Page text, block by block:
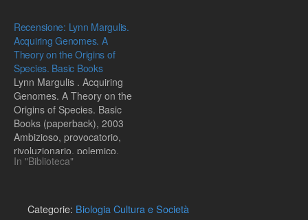
Recensione: Lynn Margulis.
Acquiring Genomes. A
Theory on the Origins of
Species. Basic Books
Lynn Margulis . Acquiring
Genomes. A Theory on the
Origins of Species. Basic
Books (paperback), 2003
Ambizioso, provocatorio,
rivoluzionario, polemico,
appassionato,
aggettivi possibili per
In "Biblioteca"
Categorie: Biologia Cultura e Società